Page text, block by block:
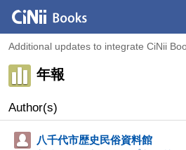
Additional updates to integrate CiNii
年報
Author(s)
八千代市歴史民俗資料館